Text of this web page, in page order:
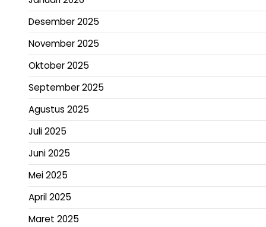
Desember 2025
November 2025
Oktober 2025
September 2025
Agustus 2025
Juli 2025
Juni 2025
Mei 2025
April 2025
Maret 2025